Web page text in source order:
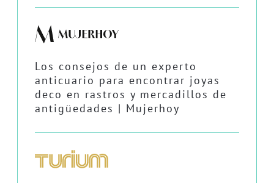
Los consejos de un experto
anticuario para encontrar joyas
deco en rastros y mercadillos de
antigüedades | Mujerhoy